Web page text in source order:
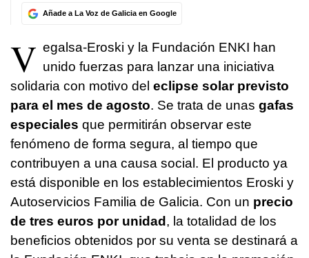
Añade a La Voz de Galicia en Google
V egalsa-Eroski y la Fundación ENKI han
unido fuerzas para lanzar una iniciativa
solidaria con motivo del eclipse solar previsto
para el mes de agosto. Se trata de unas gafas
especiales que permitirán observar este
fenómeno de forma segura, al tiempo que
contribuyen a una causa social. El producto ya
está disponible en los establecimientos Eroski y
Autoservicios Familia de Galicia. Con un precio
de tres euros por unidad , la totalidad de los
beneficios obtenidos por su venta se destinará a